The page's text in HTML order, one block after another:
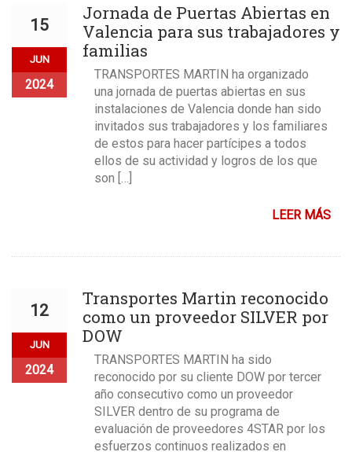
15
JUN
2024
Jornada de Puertas Abiertas en
Valencia para sus trabajadores y
familias
TRANSPORTES MARTIN ha organizado
una jornada de puertas abiertas en sus
instalaciones de Valencia donde han sido
invitados sus trabajadores y los familiares
de estos para hacer partícipes a todos
ellos de su actividad y logros de los que
son […]
LEER MÁS
12
JUN
2024
Transportes Martin reconocido
como un proveedor SILVER por
DOW
TRANSPORTES MARTIN ha sido
reconocido por su cliente DOW por tercer
año consecutivo como un proveedor
SILVER dentro de su programa de
evaluación de proveedores 4STAR por los
esfuerzos continuos realizados en